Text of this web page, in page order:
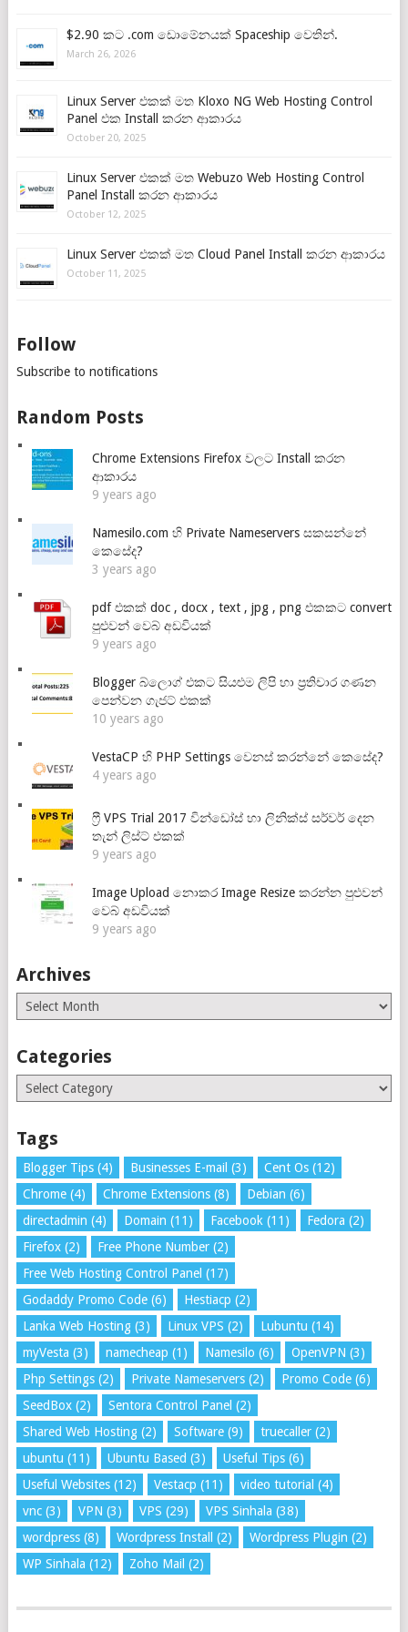
$2.90 කට .com ඩොමේනයක් Spaceship වෙතින්.
March 26, 2026
Linux Server එකක් මත Kloxo NG Web Hosting Control
Panel එක Install කරන ආකාරය
October 20, 2025
Linux Server එකක් මත Webuzo Web Hosting Control
Panel Install කරන ආකාරය
October 12, 2025
Linux Server එකක් මත Cloud Panel Install කරන ආකාරය
October 11, 2025
Follow
Subscribe to notifications
Random Posts
Chrome Extensions Firefox වලට Install කරන
ආකාරය
9 years ago
Namesilo.com හි Private Nameservers සකසන්නේ
කෙසේද?
3 years ago
pdf එකක් doc , docx , text , jpg , png එකකට convert
පුළුවන් වෙබ් අඩවියක්
9 years ago
Blogger බ්ලොග් එකට සියළුම ලිපි හා ප්‍රතිචාර ගණන
පෙන්වන ගැජට් එකක්
10 years ago
VestaCP හි PHP Settings වෙනස් කරන්නේ කෙසේද?
4 years ago
ෆ්‍රී VPS Trial 2017 වින්ඩෝස් හා ලිනික්ස් සර්වර් දෙන
තැන් ලිස්ට් එකක්
9 years ago
Image Upload නොකර Image Resize කරන්න පුළුවන්
වෙබ් අඩවියක්
9 years ago
Archives
Archives
Categories
Categories
Tags
Blogger Tips(4) Businesses E-mail (3) Cent Os(12)
Chrome(4) Chrome Extensions(8) Debian (6)
directadmin (4) Domain (11) Facebook (11) Fedora (2)
Firefox(2) Free Phone Number(2)
Free Web Hosting Control Panel (17)
Godaddy Promo Code(6) Hestiacp (2)
Lanka Web Hosting(3) Linux VPS (2) Lubuntu (14)
myVesta (3) namecheap (1) Namesilo (6) OpenVPN (3)
Php Settings(2) Private Nameservers(2) Promo Code(6)
SeedBox(2) Sentora Control Panel (2)
Shared Web Hosting(2) Software(9) truecaller(2)
ubuntu (11) Ubuntu Based (3) Useful Tips(6)
Useful Websites(12) Vestacp (11) video tutorial (4)
vnc(3) VPN (3) VPS (29) VPS Sinhala (38)
wordpress(8) Wordpress Install (2) Wordpress Plugin (2)
WP Sinhala (12) Zoho Mail (2)